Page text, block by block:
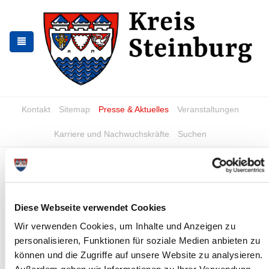
Diese Webseite verwendet Cookies
Wir verwenden Cookies, um Inhalte und Anzeigen zu
personalisieren, Funktionen für soziale Medien anbieten zu
können und die Zugriffe auf unsere Website zu analysieren.
springen
springen
Kontakt Sitemap Presse & Aktuelles Veranstaltungen
Karriere und Nachwuchskräfte Suchen
PU-Schaumdosen